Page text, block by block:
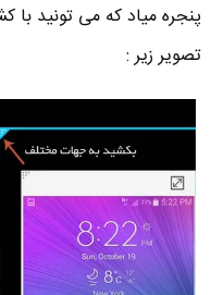
پنجره میاد که می تونید با
تصویر زیر :